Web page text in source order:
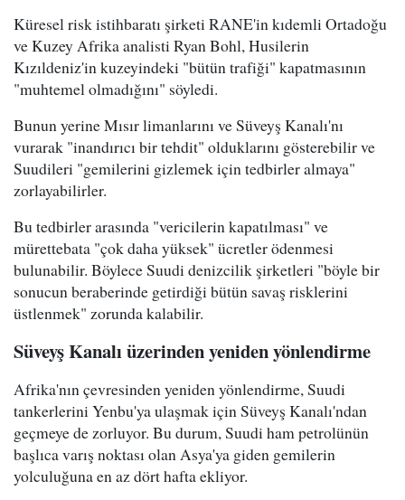
Küresel risk istihbaratı şirketi RANE'in kıdemli Ortadoğu
ve Kuzey Afrika analisti Ryan Bohl, Husilerin
Kızıldeniz'in kuzeyindeki "bütün trafiği" kapatmasının
"muhtemel olmadığını" söyledi.
Bunun yerine Mısır limanlarını ve Süveyş Kanalı'nı
vurarak "inandırıcı bir tehdit" olduklarını gösterebilir ve
Suudileri "gemilerini gizlemek için tedbirler almaya"
zorlayabilirler.
Bu tedbirler arasında "vericilerin kapatılması" ve
mürettebata "çok daha yüksek" ücretler ödenmesi
bulunabilir. Böylece Suudi denizcilik şirketleri "böyle bir
sonucun beraberinde getirdiği bütün savaş risklerini
üstlenmek" zorunda kalabilir.
Süveyş Kanalı üzerinden yeniden yönlendirme
Afrika'nın çevresinden yeniden yönlendirme, Suudi
tankerlerini Yenbu'ya ulaşmak için Süveyş Kanalı'ndan
geçmeye de zorluyor. Bu durum, Suudi ham petrolünün
başlıca varış noktası olan Asya'ya giden gemilerin
yolculuğuna en az dört hafta ekliyor.